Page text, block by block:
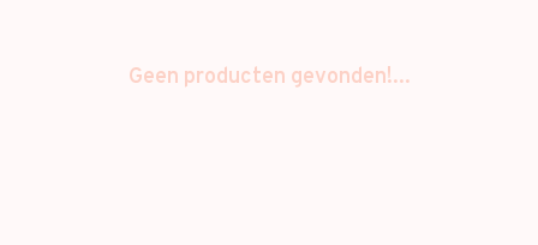
Geen producten gevonden!...